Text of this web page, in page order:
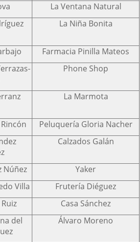
La Ventana Natural
La Niña Bonita
Farmacia Pinilla Mateos
Phone Shop
La Marmota
Peluquería Gloria Nacher
Calzados Galán
Núñez
Yaker
Villa
Frutería Diéguez
Casa Sánchez
del
Álvaro Moreno